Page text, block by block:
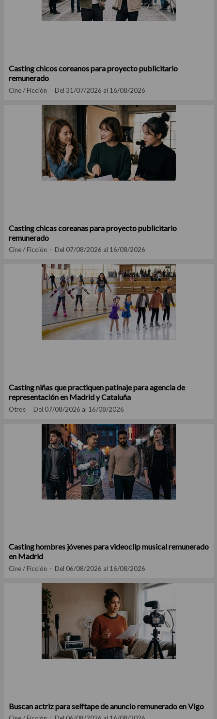
Casting chicos coreanos para proyecto publicitario
remunerado
Cine / Ficción Del 31/07/2026 al 16/08/2026
Casting chicas coreanas para proyecto publicitario
remunerado
Cine / Ficción Del 07/08/2026 al 16/08/2026
Casting niñas que practiquen patinaje para agencia de
representación en Madrid y Cataluña
Otros Del 07/08/2026 al 16/08/2026
Casting hombres jóvenes para videoclip musical remunerado
en Madrid
Cine / Ficción Del 06/08/2026 al 16/08/2026
Buscan actriz para selftape de anuncio remunerado en Vigo